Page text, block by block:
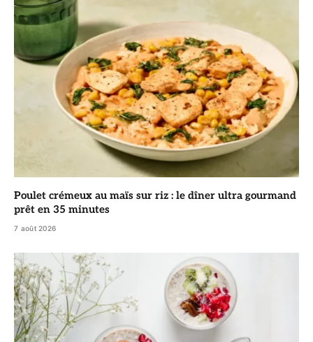
Poulet crémeux au maïs sur riz : le dîner ultra gourmand
prêt en 35 minutes
7 août 2026